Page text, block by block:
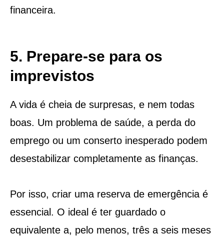
financeira.
5. Prepare-se para os
imprevistos
A vida é cheia de surpresas, e nem todas
boas. Um problema de saúde, a perda do
emprego ou um conserto inesperado podem
desestabilizar completamente as finanças.
Por isso, criar uma reserva de emergência é
essencial. O ideal é ter guardado o
equivalente a, pelo menos, três a seis meses